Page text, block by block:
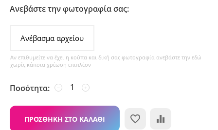
Ανεβάστε την φωτογραφία σας:
Ανέβασμα αρχείου
Αν επιθυμείτε να έχει η κούπα και δική σας φωτογραφία ανεβάστε την εδώ
χωρίς κάποια χρέωση επιπλέον
Ποσότητα: +
−
ΠΡΟΣΘΉΚΗ ΣΤΟ ΚΑΛΆΘΙ